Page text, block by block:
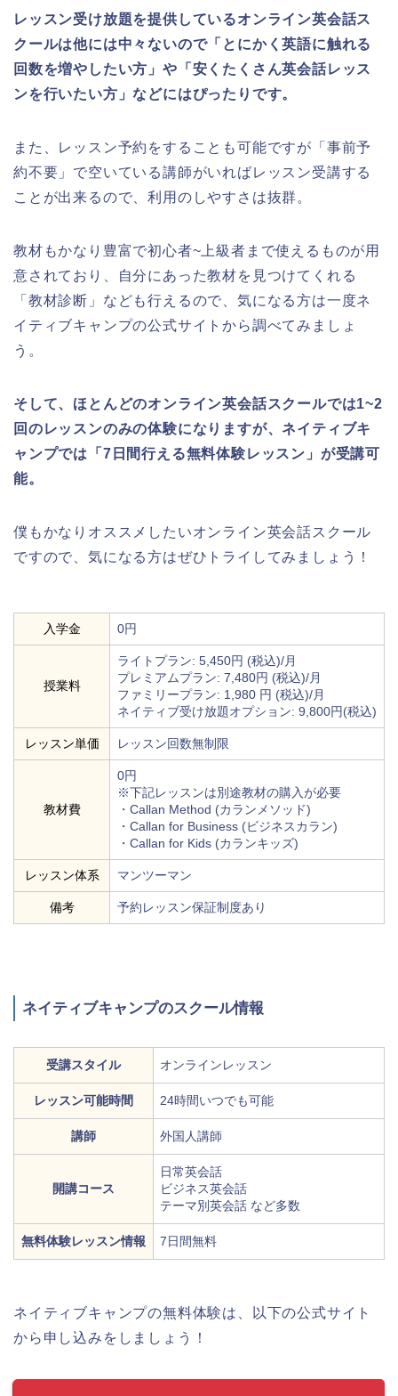
レッスン受け放題を提供しているオンライン英会話ス
クールは他には中々ないので「とにかく英語に触れる
回数を増やしたい方」や「安くたくさん英会話レッス
ンを行いたい方」などにはぴったりです。
また、レッスン予約をすることも可能ですが「事前予
約不要」で空いている講師がいればレッスン受講する
ことが出来るので、利用のしやすさは抜群。
教材もかなり豊富で初心者~上級者まで使えるものが用
意されており、自分にあった教材を見つけてくれる
「教材診断」なども行えるので、気になる方は一度ネ
イティブキャンプの公式サイトから調べてみましょ
う。
そして、ほとんどのオンライン英会話スクールでは1~2
回のレッスンのみの体験になりますが、ネイティブキ
ャンプでは「7日間行える無料体験レッスン」が受講可
能。
僕もかなりオススメしたいオンライン英会話スクール
ですので、気になる方はぜひトライしてみましょう！
入学金 0円
授業料
ライトプラン: 5,450円 (税込)/月
プレミアムプラン: 7,480円 (税込)/月
ファミリープラン: 1,980 円 (税込)/月
ネイティブ受け放題オプション: 9,800円(税込)
レッスン単価 レッスン回数無制限
教材費
0円
※下記レッスンは別途教材の購入が必要
・Callan Method (カランメソッド)
・Callan for Business (ビジネスカラン)
・Callan for Kids (カランキッズ)
レッスン体系 マンツーマン
備考 予約レッスン保証制度あり
ネイティブキャンプのスクール情報
受講スタイル オンラインレッスン
レッスン可能時間 24時間いつでも可能
講師 外国人講師
開講コース
日常英会話
ビジネス英会話
テーマ別英会話 など多数
無料体験レッスン情報 7日間無料
ネイティブキャンプの無料体験は、以下の公式サイト
から申し込みをしましょう！